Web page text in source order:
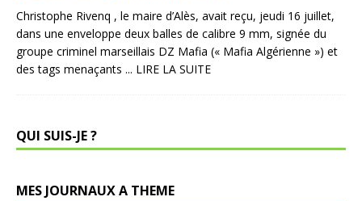
Christophe Rivenq , le maire d’Alès, avait reçu, jeudi 16 juillet,
dans une enveloppe deux balles de calibre 9 mm, signée du
groupe criminel marseillais DZ Mafia (« Mafia Algérienne ») et
des tags menaçants ... LIRE LA SUITE
QUI SUIS-JE ?
MES JOURNAUX A THEME